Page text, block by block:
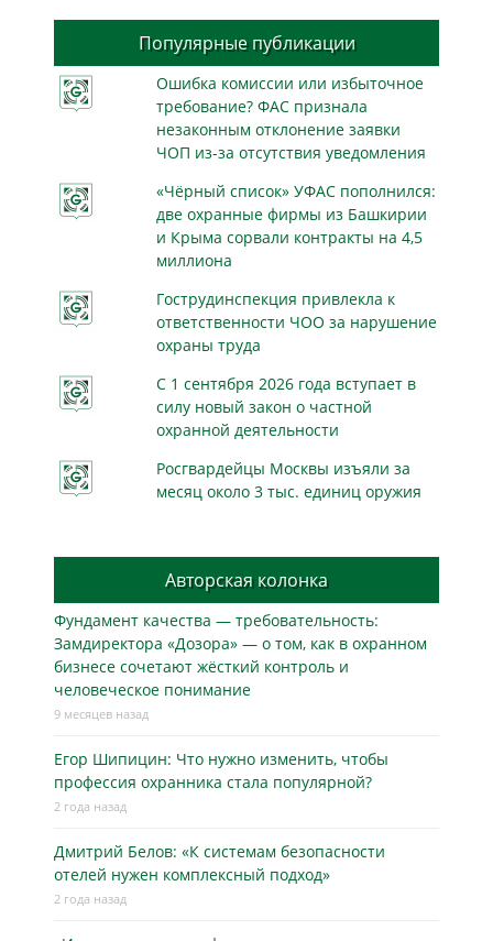
Популярные публикации
Ошибка комиссии или избыточное
требование? ФАС признала
незаконным отклонение заявки
ЧОП из-за отсутствия уведомления
«Чёрный список» УФАС пополнился:
две охранные фирмы из Башкирии
и Крыма сорвали контракты на 4,5
миллиона
Гострудинспекция привлекла к
ответственности ЧОО за нарушение
охраны труда
С 1 сентября 2026 года вступает в
силу новый закон о частной
охранной деятельности
Росгвардейцы Москвы изъяли за
месяц около 3 тыс. единиц оружия
Авторская колонка
Фундамент качества — требовательность:
Замдиректора «Дозора» — о том, как в охранном
бизнесe сочетают жёсткий контроль и
человеческое понимание
9 месяцев назад
Егор Шипицин: Что нужно изменить, чтобы
профессия охранника стала популярной?
2 года назад
Дмитрий Белов: «К системам безопасности
отелей нужен комплексный подход»
2 года назад